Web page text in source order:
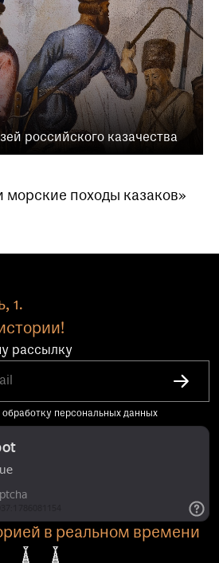
российского казачества
походы казаков»
1.
рассылку
персональных данных
в реальном времени